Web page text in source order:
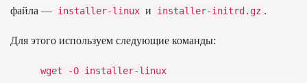
фай­ла — installer-linux и installer-initrd . gz .
Для это­го исполь­зуем сле­дующие коман­ды:
wget -O installer-linux